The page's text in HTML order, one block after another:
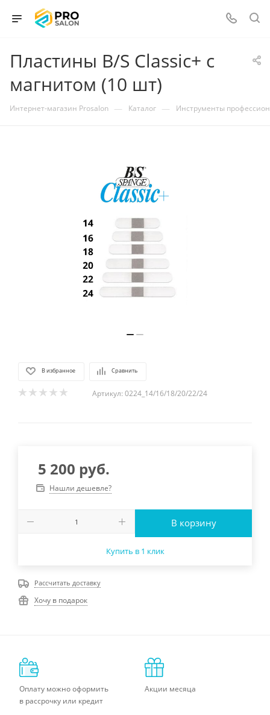
Пластины B/S Classic+ с
магнитом (10 шт)
Интернет-магазин Prosalon — Каталог — Инструменты
В избранное Сравнить
Артикул: 0224_14/16/18/20/22/24
5 200 руб.
Нашли дешевле?
В корзину
Купить в 1 клик
Рассчитать доставку
Хочу в подарок
Оплату можно оформить
в рассрочку или кредит
Акции месяца